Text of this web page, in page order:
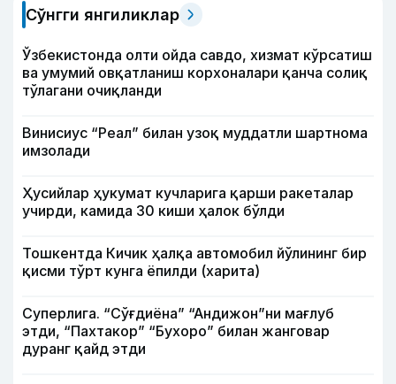
Сўнгги янгиликлар
Ўзбекистонда олти ойда савдо, хизмат кўрсатиш
ва умумий овқатланиш корхоналари қанча солиқ
тўлагани очиқланди
Винисиус “Реал” билан узоқ муддатли шартнома
имзолади
Ҳусийлар ҳукумат кучларига қарши ракеталар
учирди, камида 30 киши ҳалок бўлди
Тошкентда Кичик ҳалқа автомобил йўлининг бир
қисми тўрт кунга ёпилди (харита)
Суперлига. “Сўғдиёна” “Андижон”ни мағлуб
этди, “Пахтакор” “Бухоро” билан жанговар
дуранг қайд этди